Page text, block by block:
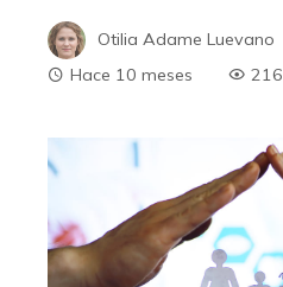
Otilia Adame Luevano
Hace 10 meses
216